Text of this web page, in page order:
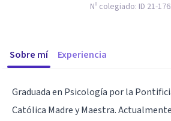
Nº colegiado: ID 21-
Sobre mí Experiencia
Graduada en Psicología por la
Católica Madre y Maestra.